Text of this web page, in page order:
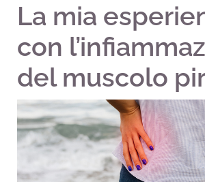
La mia
con
del muscolo